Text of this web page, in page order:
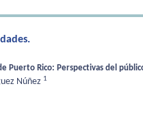
Puerto Rico: Perspectivas del
Núñez 1